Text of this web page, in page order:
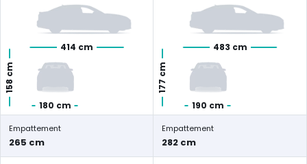
414 cm
180 cm
158 cm
483 cm
190 cm
177 cm
Empattement
265 cm
Empattement
282 cm